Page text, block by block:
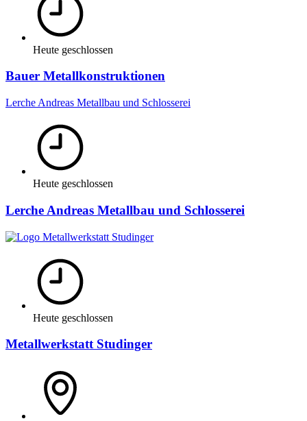
Heute geschlossen
Bauer Metallkonstruktionen
Lerche Andreas Metallbau und Schlosserei
Heute geschlossen
Lerche Andreas Metallbau und Schlosserei
Heute geschlossen
Metallwerkstatt Studinger